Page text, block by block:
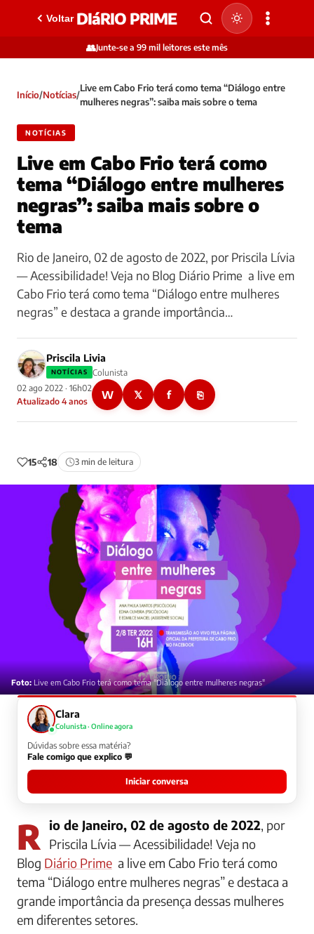
Voltar DIáRIO PRIME
👥Junte-se a 99 mil leitores este mês
Início/Notícias/
Live em Cabo Frio terá como tema “Diálogo entre
mulheres negras”: saiba mais sobre o tema
NOTÍCIAS
Live em Cabo Frio terá como
tema “Diálogo entre mulheres
negras”: saiba mais sobre o
tema
Rio de Janeiro, 02 de agosto de 2022, por Priscila Lívia
— Acessibilidade! Veja no Blog Diário Prime a live em
Cabo Frio terá como tema “Diálogo entre mulheres
negras” e destaca a grande importância…
Priscila Livia
NOTÍCIAS
Colunista
02 ago 2022 · 16h02
Atualizado 4 anos
W 𝕏 f ⎘
15 18 3 min de leitura
Foto:Live em Cabo Frio terá como tema "Diálogo entre mulheres negras"
Clara
Colunista · Online agora
Dúvidas sobre essa matéria?
Fale comigo que explico 💬
Iniciar conversa
Rio de Janeiro, 02 de agosto de 2022, por
Priscila Lívia — Acessibilidade! Veja no
Blog Diário Prime a live em Cabo Frio terá como
tema “Diálogo entre mulheres negras” e destaca a
grande importância da presença dessas mulheres
em diferentes setores.